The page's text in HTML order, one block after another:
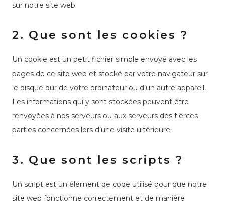
sur notre site web.
2. Que sont les cookies ?
Un cookie est un petit fichier simple envoyé avec les
pages de ce site web et stocké par votre navigateur sur
le disque dur de votre ordinateur ou d’un autre appareil.
Les informations qui y sont stockées peuvent être
renvoyées à nos serveurs ou aux serveurs des tierces
parties concernées lors d’une visite ultérieure.
3. Que sont les scripts ?
Un script est un élément de code utilisé pour que notre
site web fonctionne correctement et de manière